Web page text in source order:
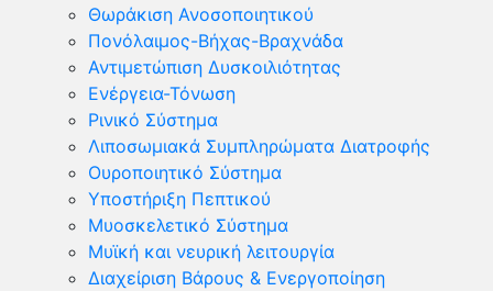
Θωράκιση Ανοσοποιητικού
Πονόλαιμος-Βήχας-Βραχνάδα
Αντιμετώπιση Δυσκοιλιότητας
Eνέργεια-Τόνωση
Ρινικό Σύστημα
Λιποσωμιακά Συμπληρώματα Διατροφής
Ουροποιητικό Σύστημα
Υποστήριξη Πεπτικού
Μυοσκελετικό Σύστημα
Μυϊκή και νευρική λειτουργία
Διαχείριση Βάρους & Ενεργοποίηση